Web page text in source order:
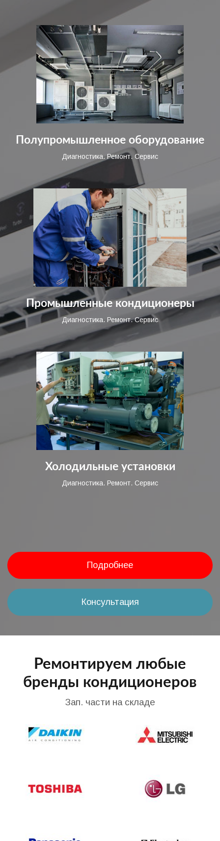
Полупромышленное оборудование
Диагностика. Ремонт. Сервис
Промышленные кондиционеры
Диагностика. Ремонт. Сервис
Холодильные установки
Диагностика. Ремонт. Сервис
Подробнее
Консультация
Ремонтируем любые
бренды кондиционеров
Зап. части на складе